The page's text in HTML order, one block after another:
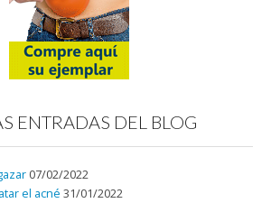
ENTRADAS DEL BLOG
07/02/2022
el acné 31/01/2022